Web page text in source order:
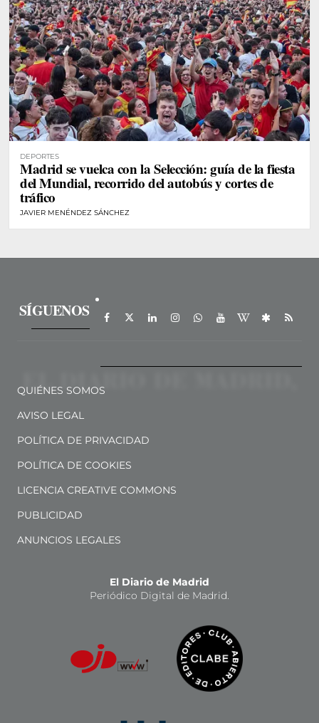
DEPORTES
Madrid se vuelca con la Selección: guía de la fiesta
del Mundial, recorrido del autobús y cortes de
tráfico
JAVIER MENÉNDEZ SÁNCHEZ
SÍGUENOS
QUIÉNES SOMOS
AVISO LEGAL
POLÍTICA DE PRIVACIDAD
POLÍTICA DE COOKIES
LICENCIA CREATIVE COMMONS
PUBLICIDAD
ANUNCIOS LEGALES
El Diario de Madrid
Periódico Digital de Madrid.